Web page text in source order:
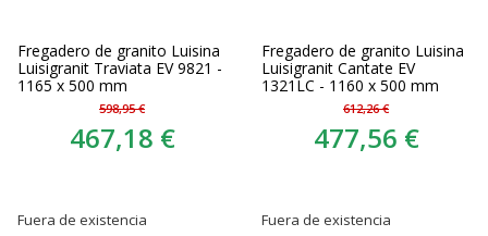
Fregadero de granito Luisina
Luisigranit Traviata EV 9821 -
1165 x 500 mm
598,95 €
467,18 €
Fuera de existencia
Fregadero de granito Luisina
Luisigranit Cantate EV
1321LC - 1160 x 500 mm
612,26 €
477,56 €
Fuera de existencia